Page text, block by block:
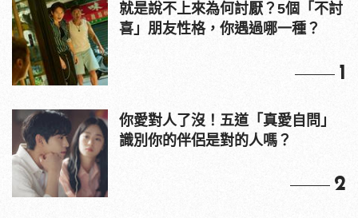
就是說不上來為何討厭？5個「不討
喜」朋友性格，你遇過哪一種？
1
你愛對人了沒！五道「真愛自問」
識別你的伴侶是對的人嗎？
2